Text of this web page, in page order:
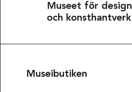
Museet för design
och konsthantverk
Museibutiken